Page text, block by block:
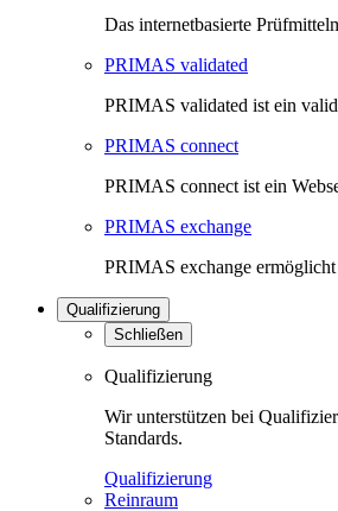
Das internetbasierte
PRIMAS validated
PRIMAS validated ist ein
PRIMAS connect
PRIMAS connect ist ein
PRIMAS exchange
PRIMAS exchange
Qualifizierung
Schließen
Qualifizierung
Wir unterstützen bei
Standards.
Qualifizierung
Reinraum